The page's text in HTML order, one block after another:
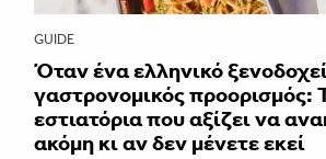
GUIDE
Όταν ένα ελληνικό
γαστρονομικός προορισμός:
εστιατόρια που αξίζει να
ακόμη κι αν δεν μένετε εκεί